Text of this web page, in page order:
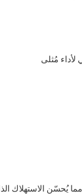
لأداء مُثلى
يُحسّن الاستهلاك